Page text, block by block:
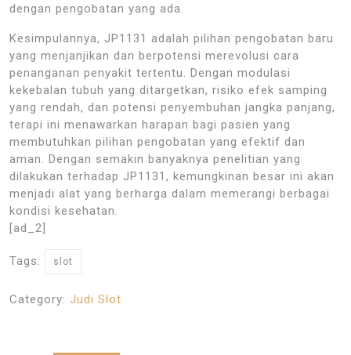
dengan pengobatan yang ada.
Kesimpulannya, JP1131 adalah pilihan pengobatan baru
yang menjanjikan dan berpotensi merevolusi cara
penanganan penyakit tertentu. Dengan modulasi
kekebalan tubuh yang ditargetkan, risiko efek samping
yang rendah, dan potensi penyembuhan jangka panjang,
terapi ini menawarkan harapan bagi pasien yang
membutuhkan pilihan pengobatan yang efektif dan
aman. Dengan semakin banyaknya penelitian yang
dilakukan terhadap JP1131, kemungkinan besar ini akan
menjadi alat yang berharga dalam memerangi berbagai
kondisi kesehatan.
[ad_2]
Tags: slot
Category: Judi Slot